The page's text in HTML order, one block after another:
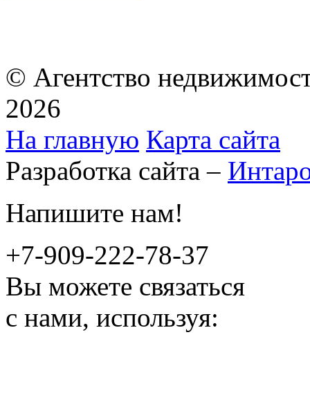
© Агентство
2026
На главную Карта сайта
Разработка сайта –
Напишите нам!
+7-909-222-78-37
Вы можете связаться
с нами, используя: